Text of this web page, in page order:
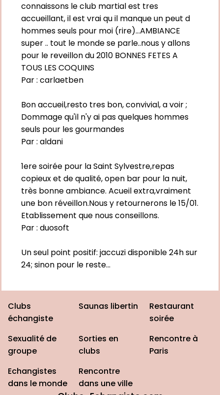
connaissons le club martial est tres
accueillant, il est vrai qu il manque un peut d
hommes seuls pour moi (rire)...AMBIANCE
super .. tout le monde se parle..nous y allons
pour le reveillon du 2010 BONNES FETES A
TOUS LES COQUINS
Par : carlaetben
Bon accueil,resto tres bon, convivial, a voir ;
Dommage qu'il n'y ai pas quelques hommes
seuls pour les gourmandes
Par : aldani
1ere soirée pour la Saint Sylvestre,repas
copieux et de qualité, open bar pour la nuit,
très bonne ambiance. Acueil extra,vraiment
une bon réveillon.Nous y retournerons le 15/01.
Etablissement que nous conseillons.
Par : duosoft
Un seul point positif: jaccuzi disponible 24h sur
24; sinon pour le reste...
Clubs
échangiste
Saunas libertin
Restaurant
soirée
Sexualité de
groupe
Sorties en
clubs
Rencontre à
Paris
Echangistes
dans le monde
Rencontre
dans une ville